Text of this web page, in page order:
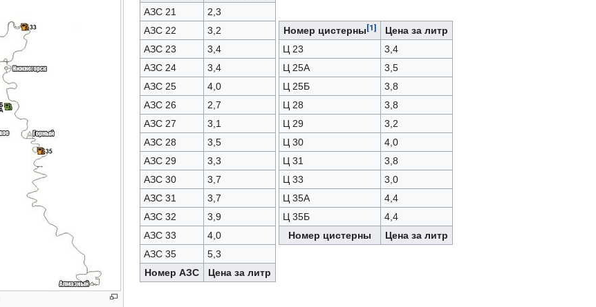
АЗС 21
2,3
АЗС 22
3,2
АЗС 23
3,4
АЗС 24
3,4
АЗС 25
4,0
АЗС 26
2,7
АЗС 27
3,1
АЗС 28
3,5
АЗС 29
3,3
АЗС 30
3,7
АЗС 31
3,7
АЗС 32
3,9
АЗС 33
4,0
АЗС 35
5,3
Номер АЗС
Цена за литр
Номер цистерны[1]
Цена за литр
Ц 23
3,4
Ц 25А
3,5
Ц 25Б
3,8
Ц 28
3,8
Ц 29
3,2
Ц 30
4,0
Ц 31
3,8
Ц 33
3,0
Ц 35А
4,4
Ц 35Б
4,4
Номер цистерны
Цена за литр